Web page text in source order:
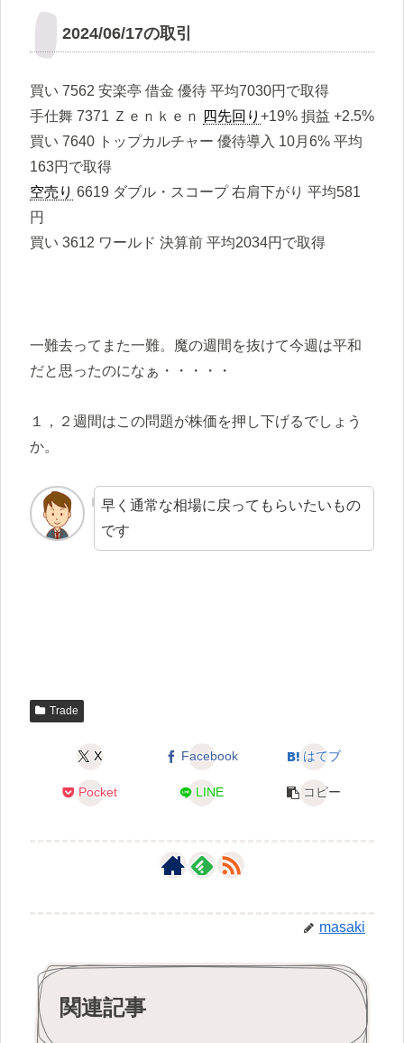
2024/06/17の取引
買い 7562 安楽亭 借金 優待 平均7030円で取得
手仕舞 7371 Ｚｅｎｋｅｎ
四先回り +19% 損益 +2.5%
買い 7640 トップカルチャー 優待導入 10月6% 平均
163円で取得
空売り 6619 ダブル・スコープ 右肩下がり 平均581
円
買い 3612 ワールド 決算前 平均2034円で取得
一難去ってまた一難。魔の週間を抜けて今週は平和
だと思ったのになぁ・・・・・
１，２週間はこの問題が株価を押し下げるでしょう
か。
早く通常な相場に戻ってもらいたいもの
です
Trade
X Facebook はてブ
Pocket LINE コピー
masaki
関連記事